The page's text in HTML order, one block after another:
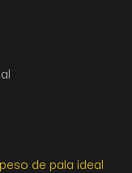
de pala ideal